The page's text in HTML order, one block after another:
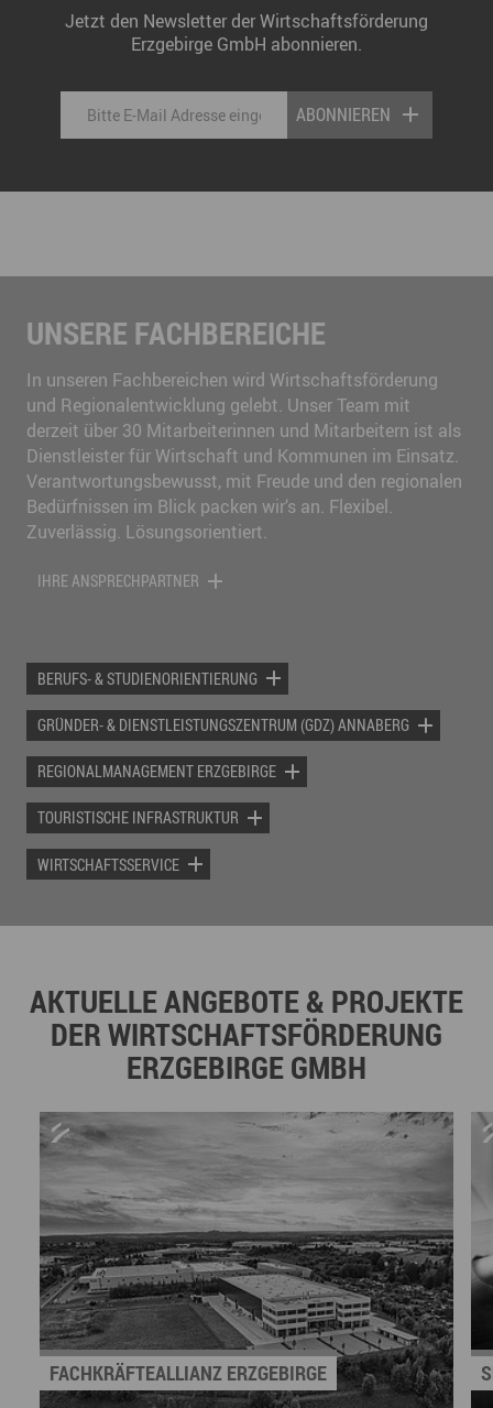
Jetzt den Newsletter der Wirtschaftsförderung
Erzgebirge GmbH abonnieren.
ABONNIEREN
UNSERE FACHBEREICHE
In unseren Fachbereichen wird Wirtschaftsförderung
und Regionalentwicklung gelebt. Unser Team mit
derzeit über 30 Mitarbeiterinnen und Mitarbeitern ist als
Dienstleister für Wirtschaft und Kommunen im Einsatz.
Verantwortungsbewusst, mit Freude und den regionalen
Bedürfnissen im Blick packen wir‘s an. Flexibel.
Zuverlässig. Lösungsorientiert.
IHRE ANSPRECHPARTNER
BERUFS- & STUDIENORIENTIERUNG
GRÜNDER- & DIENSTLEISTUNGSZENTRUM (GDZ) ANNABERG
REGIONALMANAGEMENT ERZGEBIRGE
TOURISTISCHE INFRASTRUKTUR
WIRTSCHAFTSSERVICE
AKTUELLE ANGEBOTE & PROJEKTE
DER WIRTSCHAFTSFÖRDERUNG
ERZGEBIRGE GMBH
FACHKRÄFTEALLIANZ ERZGEBIRGE